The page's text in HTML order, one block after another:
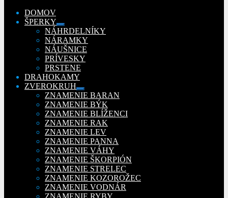
DOMOV
ŠPERKY
Rozbaliť
podradené
menu
NÁHRDELNÍKY
NÁRAMKY
NÁUŠNICE
PRÍVESKY
PRSTENE
DRAHOKAMY
ZVEROKRUH
Rozbaliť
podradené
menu
ZNAMENIE BARAN
ZNAMENIE BÝK
ZNAMENIE BLÍŽENCI
ZNAMENIE RAK
ZNAMENIE LEV
ZNAMENIE PANNA
ZNAMENIE VÁHY
ZNAMENIE ŠKORPIÓN
ZNAMENIE STRELEC
ZNAMENIE KOZOROŽEC
ZNAMENIE VODNÁR
ZNAMENIE RYBY